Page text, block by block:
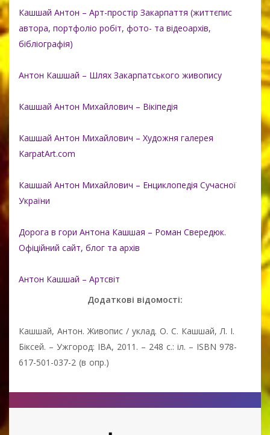
Кашшай Антон – Арт-простір Закарпаття (життєпис
автора, портфоліо робіт, фото- та відеоархів,
бібліографія)
Антон Кашшай – Шлях Закарпатського живопису
Кашшай Антон Михайлович – Вікіпедія
Кашшай Антон Михайлович – Художня галерея
KarpatArt.com
Кашшай Антон Михайлович – Енциклопедія Сучасної
України
Дорога в гори Антона Кашшая – Роман Свередюк.
Офіційний сайт, блог та архів
Антон Кашшай – Артсвіт
Додаткові відомості:
Кашшай, Антон. Живопис / уклад. О. С. Кашшай, Л. І.
Біксей. – Ужгород: ІВА, 2011. – 248 с.: іл. – ISBN 978-
617-501-037-2 (в опр.)